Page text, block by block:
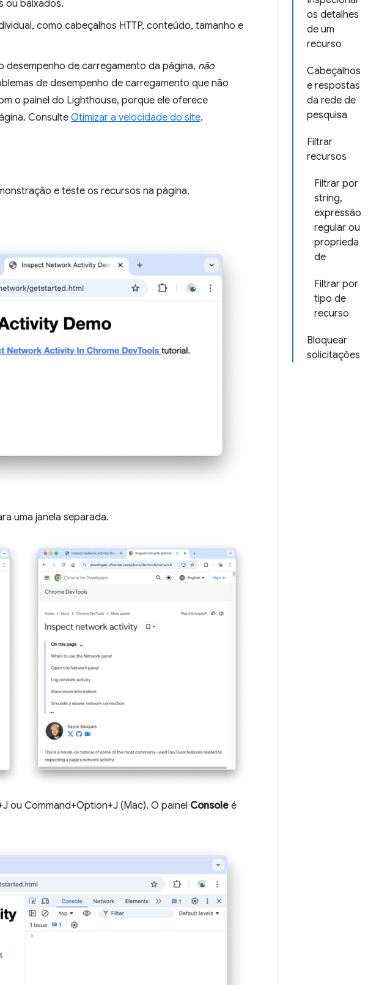
os detalhes
de um
recurso
Cabeçalhos
e respostas
da rede de
pesquisa
Filtrar
recursos
Filtrar por
string,
expressão
regular ou
proprieda
de
Filtrar por
tipo de
recurso
Bloquear
solicitações
ou baixados.
como cabeçalhos HTTP, conteúdo, tamanho e
desempenho de carregamento da página, não
de desempenho de carregamento que não
o painel do Lighthouse, porque ele oferece
Consulte Otimizar a velocidade do site.
e teste os recursos na página.
uma janela separada.
ou Command+Option+J (Mac). O painel Console é